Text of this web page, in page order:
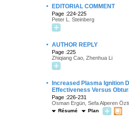
· EDITORIAL COMMENT
Page :224-225
Peter L. Steinberg
· AUTHOR REPLY
Page :225
Zhiqiang Cao, Zhenhua Li
·
Increased Plasma Ignition
Effectiveness Versus
Page :226-231
Osman Ergün, Sefa Alperen
Résumé Plan